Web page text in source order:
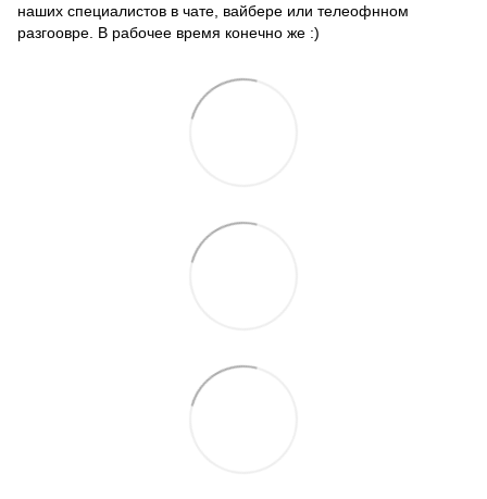
наших специалистов в чате, вайбере или телеофнном
разгоовре. В рабочее время конечно же :)